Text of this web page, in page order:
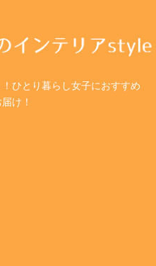
ひとり暮らし女子におすすめ
け！